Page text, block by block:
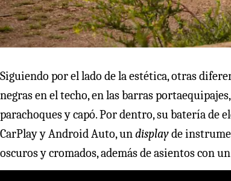
Siguiendo por el lado de la estética, otras
negras en el techo, en las barras
parachoques y capó. Por dentro, su batería de
CarPlay y Android Auto, un displayde
oscuros y cromados, además de asientos con